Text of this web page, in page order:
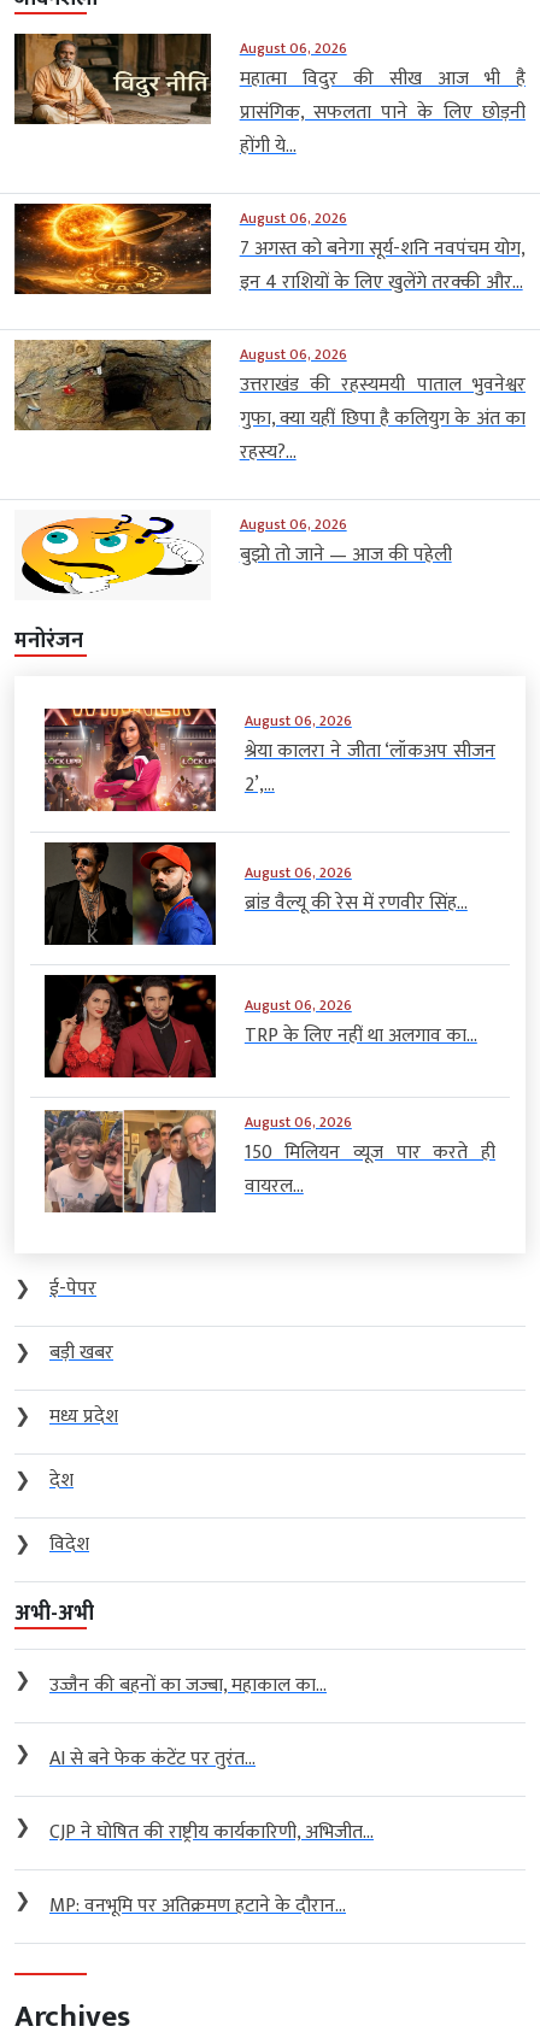
August 06, 2026
महात्मा विदुर की सीख आज भी है
प्रासंगिक, सफलता पाने के लिए छोड़नी
होंगी ये...
August 06, 2026
7 अगस्त को बनेगा सूर्य-शनि नवपंचम योग,
इन 4 राशियों के लिए खुलेंगे तरक्की और...
August 06, 2026
उत्तराखंड की रहस्यमयी पाताल भुवनेश्वर
गुफा, क्या यहीं छिपा है कलियुग के अंत का
रहस्य?...
August 06, 2026
बुझो तो जाने — आज की पहेली
मनोरंजन
August 06, 2026
श्रेया कालरा ने जीता ‘लॉकअप सीजन
2’,...
August 06, 2026
ब्रांड वैल्यू की रेस में रणवीर सिंह...
August 06, 2026
TRP के लिए नहीं था अलगाव का...
August 06, 2026
150 मिलियन व्यूज पार करते ही
वायरल...
❯
ई-पेपर
❯
बड़ी खबर
❯
मध्य प्रदेश
❯
देश
❯
विदेश
अभी-अभी
❯ उज्जैन की बहनों का जज्बा, महाकाल का...
❯ AI से बने फेक कंटेंट पर तुरंत...
❯ CJP ने घोषित की राष्ट्रीय कार्यकारिणी, अभिजीत...
❯ MP: वनभूमि पर अतिक्रमण हटाने के दौरान...
Archives